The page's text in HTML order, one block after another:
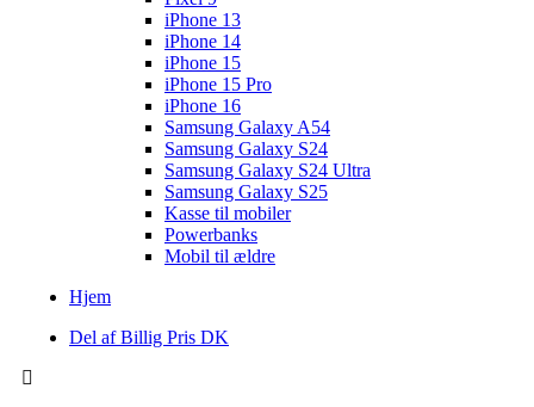
iPhone 13
iPhone 14
iPhone 15
iPhone 15 Pro
iPhone 16
Samsung Galaxy A54
Samsung Galaxy S24
Samsung Galaxy S24 Ultra
Samsung Galaxy S25
Kasse til mobiler
Powerbanks
Mobil til ældre
Hjem
Del af Billig Pris DK